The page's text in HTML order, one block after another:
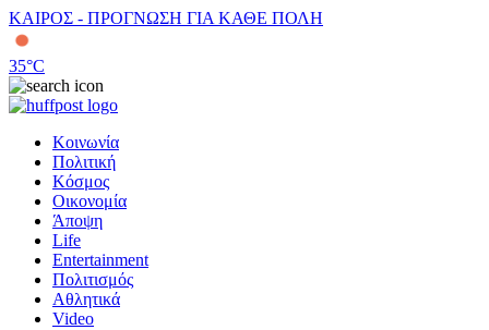
ΚΑΙΡΟΣ - ΠΡΟΓΝΩΣΗ ΓΙΑ ΚΑΘΕ ΠΟΛΗ
35°C
Κοινωνία
Πολιτική
Κόσμος
Οικονομία
Άποψη
Life
Entertainment
Πολιτισμός
Αθλητικά
Video